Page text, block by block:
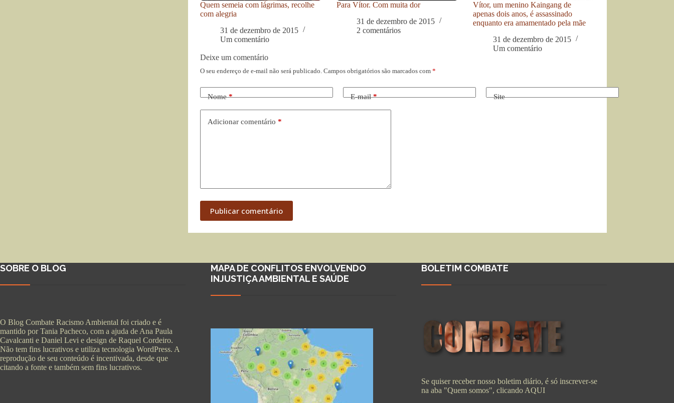
Quem semeia com lágrimas, recolhe
com alegria
31 de dezembro de 2015
Um comentário
Para Vítor. Com muita dor
31 de dezembro de 2015
2 comentários
Vítor, um menino Kaingang de
apenas dois anos, é assassinado
enquanto era amamentado pela mãe
31 de dezembro de 2015
Um comentário
Deixe um comentário
O seu endereço de e-mail não será publicado. Campos obrigatórios são marcados com *
Nome* E-mail* Site
Adicionar comentário *
Publicar comentário
SOBRE O BLOG
O Blog Combate Racismo Ambiental foi criado e é
mantido por Tania Pacheco, com a ajuda de Ana Paula
Cavalcanti e Daniel Levi e design de Raquel Cordeiro.
Não tem fins lucrativos e utiliza tecnologia WordPress. A
reprodução de seu conteúdo é incentivada, desde que
citando a fonte e também sem fins lucrativos.
MAPA DE CONFLITOS ENVOLVENDO
INJUSTIÇA AMBIENTAL E SAÚDE
BOLETIM COMBATE
Se quiser receber nosso boletim diário, é só inscrever-se
na aba "Quem somos", clicando AQUI